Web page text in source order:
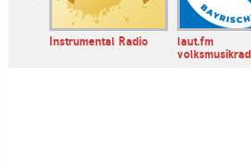
Instrumental Radio
laut.fm